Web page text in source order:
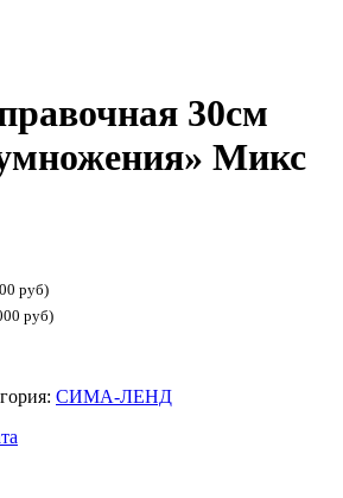
30см
Микс
руб)
руб)
СИМА-ЛЕНД